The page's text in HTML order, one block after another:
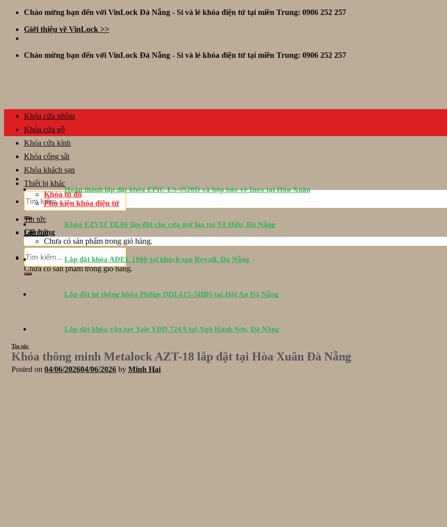
Skip
content
Chào mừng bạn đến với VinLock Đà Nẵng - Sỉ và lẻ khóa điện tử tại miền Trung: 0906 252 257
Giới thiệu về VinLock >>
Chào mừng bạn đến với VinLock Đà Nẵng - Sỉ và lẻ khóa điện tử tại miền Trung: 0906 252 257
Tìm
kiếm:
Giỏ hàng
Chưa có sản phẩm trong giỏ hàng.
Giỏ hàng
Chưa có sản phẩm trong giỏ hàng.
Khóa cửa nhôm
Khóa cửa gỗ
Khóa cửa kính
Khóa cổng sắt
Khóa khách sạn
Thiết bị khác
Khóa tủ đồ
Phụ kiện khóa điện tử
Tin tức
Liên hệ
Tìm
kiếm:
Hoàn thành lắp đặt khóa EPIC ES-S520D và hộp bảo vệ Inox tại Hòa Xuân
Khóa EZVIZ DL06 lắp đặt cho cửa mở lùa tại Tố Hữu, Đà Nẵng
Lắp đặt khóa ADEL 1800 tại khách sạn RoyalL Đà Nẵng
Lắp đặt hệ thống khóa Philips DDL615-5HBS tại Hội An Đà Nẵng
Lắp đặt khóa vân tay Yale YDD 724A tại Ngũ Hành Sơn, Đà Nẵng
Tin tức
Khóa thông minh Metalock AZT-18 lắp đặt tại Hòa Xuân Đà Nẵng
Posted on 04/06/202604/06/2026 by Minh Hai